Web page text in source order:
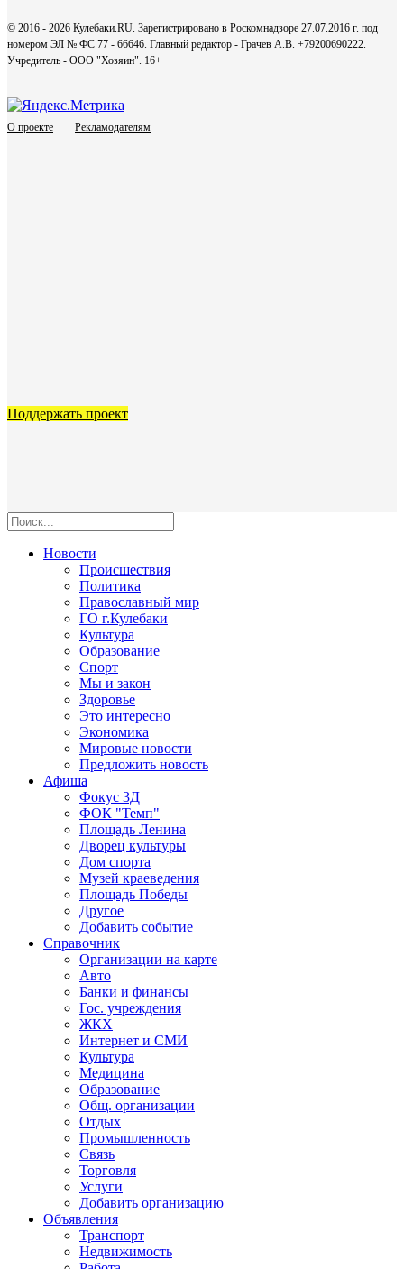
© 2016 - 2026 Кулебаки.RU. Зарегистрировано в Роскомнадзоре 27.07.2016 г. под
номером ЭЛ № ФС 77 - 66646. Главный редактор - Грачев А.В. +79200690222.
Учредитель - ООО "Хозяин". 16+
О проекте Рекламодателям
Поддержать проект
Новости
Происшествия
Политика
Православный мир
ГО г.Кулебаки
Культура
Образование
Спорт
Мы и закон
Здоровье
Это интересно
Экономика
Мировые новости
Предложить новость
Афиша
Фокус 3Д
ФОК "Темп"
Площадь Ленина
Дворец культуры
Дом спорта
Музей краеведения
Площадь Победы
Другое
Добавить событие
Справочник
Организации на карте
Авто
Банки и финансы
Гос. учреждения
ЖКХ
Интернет и СМИ
Культура
Медицина
Образование
Общ. организации
Отдых
Промышленность
Связь
Торговля
Услуги
Добавить организацию
Объявления
Транспорт
Недвижимость